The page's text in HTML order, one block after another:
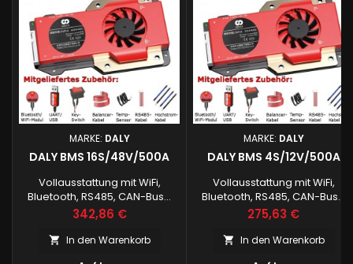
MARKE: DALY
DALY BMS 16S/48V/500A
Vollausstattung mit WiFi,
Bluetooth, RS485, CAN-Bus...
Preis
342,86 €
 In den Warenkorb
MARKE: DALY
DALY BMS 4S/12V/500A
Vollausstattung mit WiFi,
Bluetooth, RS485, CAN-Bus...
Preis
275,63 €
 In den Warenkorb